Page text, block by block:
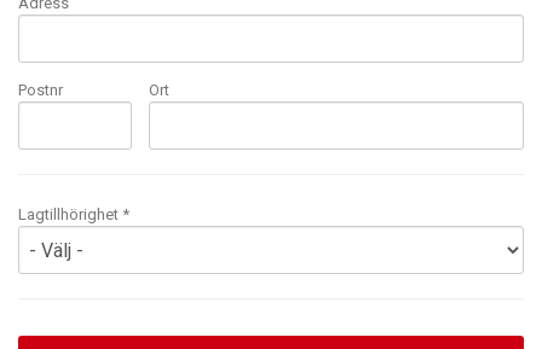
Postnr Ort
Lagtillhörighet *